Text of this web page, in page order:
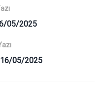
05/2025
16/05/2025